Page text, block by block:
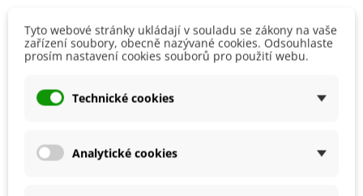
Materiál
Plastový
ean138595096903936
Tyto webové stránky ukládají v souladu se zákony na vaše
zařízení soubory, obecně nazývané cookies. Odsouhlaste
prosím nastavení cookies souborů pro použití webu.
Technické cookies
Analytické cookies